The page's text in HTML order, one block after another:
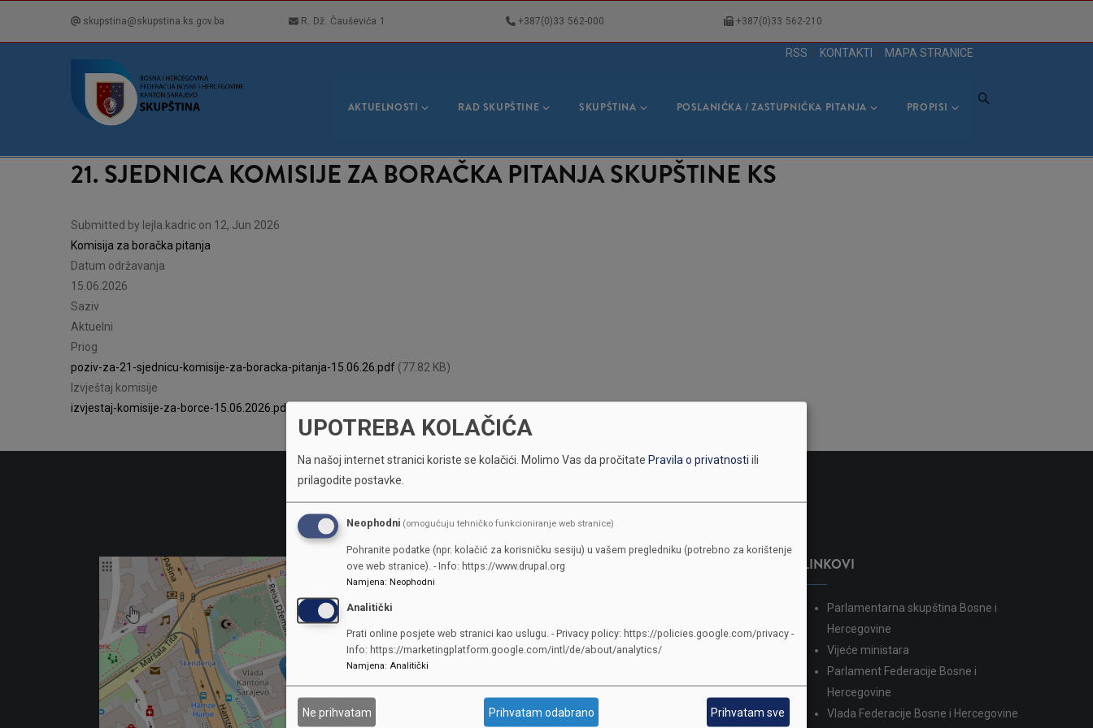
skupstina@skupstina.ks.gov.ba R. Dž. Čauševića 1 +387(0)33 562-000 +387(0)33 562-210
RSS KONTAKTI MAPA STRANICE
NAVIGACIJA
AKTUELNOSTI RAD SKUPŠTINE SKUPŠTINA POSLANIČKA / ZASTUPNIČKA PITANJA PROPISI
21. SJEDNICA KOMISIJE ZA BORAČKA PITANJA SKUPŠTINE KS
Submitted by lejla.kadric on 12, Jun 2026
Komisija za boračka pitanja
Datum održavanja
15.06.2026
Saziv
Aktuelni
Priog
poziv-za-21-sjednicu-komisije-za-boracka-pitanja-15.06.26.pdf (77.82 KB)
Izvještaj komisije
izvjestaj-komisije-za-borce-15.06.2026.pdf
KONTAKTI
Adresa: Sarajevo, Reisa Džemaludina
Čauševića 1
skupstina@skupstina.ks.gov.ba
LINKOVI
Parlamentarna skupština Bosne i
Hercegovine
Vijeće ministara
Parlament Federacije Bosne i
Hercegovine
Vlada Federacije Bosne i Hercegovine
UPOTREBA KOLAČIĆA
Na našoj internet stranici koriste se kolačići. Molimo Vas da pročitate Pravila o privatnosti ili
prilagodite postavke.
Neophodni (omogućuju tehničko funkcioniranje web stranice)
Pohranite podatke (npr. kolačić za korisničku sesiju) u vašem pregledniku (potrebno za korištenje
ove web stranice). - Info: https://www.drupal.org
Namjena: Neophodni
Analitički
Prati online posjete web stranici kao uslugu. - Privacy policy: https://policies.google.com/privacy -
Info: https://marketingplatform.google.com/intl/de/about/analytics/
Namjena: Analitički
Ne prihvatam Prihvatam odabrano Prihvatam sve